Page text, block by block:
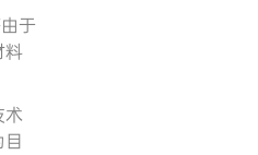
于
料
术